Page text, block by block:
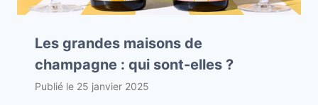
Les grandes maisons de
champagne : qui sont-elles ?
Publié le 25 janvier 2025